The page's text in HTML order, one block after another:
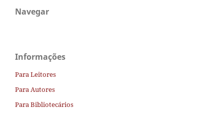
Navegar
Informações
Para Leitores
Para Autores
Para Bibliotecários